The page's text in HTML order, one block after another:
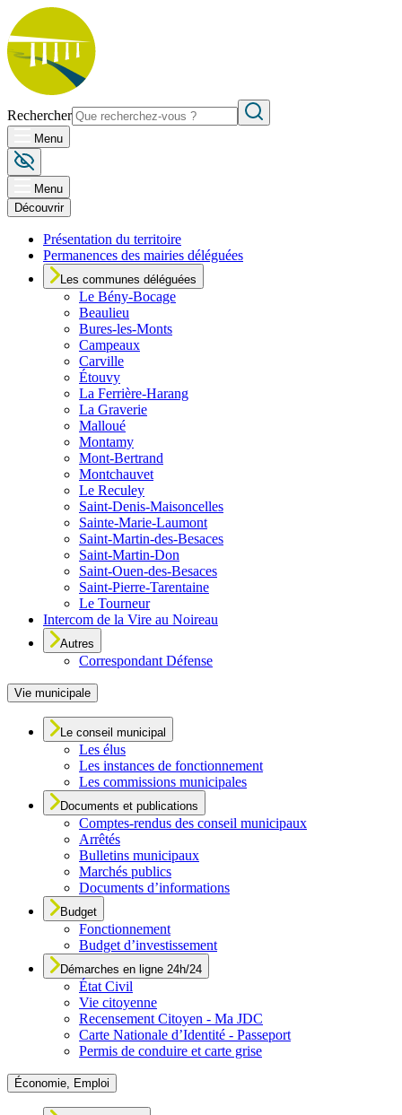
Rechercher
Menu
Menu
Découvrir
Présentation du territoire
Permanences des mairies déléguées
Les communes déléguées
Le Bény-Bocage
Beaulieu
Bures-les-Monts
Campeaux
Carville
Étouvy
La Ferrière-Harang
La Graverie
Malloué
Montamy
Mont-Bertrand
Montchauvet
Le Reculey
Saint-Denis-Maisoncelles
Sainte-Marie-Laumont
Saint-Martin-des-Besaces
Saint-Martin-Don
Saint-Ouen-des-Besaces
Saint-Pierre-Tarentaine
Le Tourneur
Intercom de la Vire au Noireau
Autres
Correspondant Défense
Vie municipale
Le conseil municipal
Les élus
Les instances de fonctionnement
Les commissions municipales
Documents et publications
Comptes-rendus des conseil municipaux
Arrêtés
Bulletins municipaux
Marchés publics
Documents d’informations
Budget
Fonctionnement
Budget d’investissement
Démarches en ligne 24h/24
État Civil
Vie citoyenne
Recensement Citoyen - Ma JDC
Carte Nationale d’Identité - Passeport
Permis de conduire et carte grise
Économie, Emploi